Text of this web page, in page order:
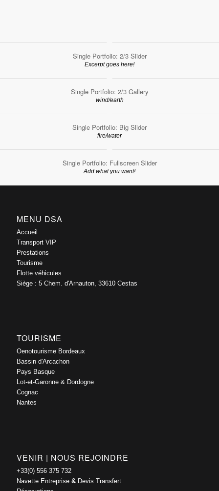
Single Portfolio: 2/3 Slider
Excerpt goes here!
Single Portfolio: 2/3 Gallery
wind/earth
Single Portfolio: Big Slider
fire/water
Single Portfolio: Fullscreen Slider
Add what you want!
MENU DSA
Accueil
Transport VIP
Prestations
Tourisme
Flotte véhicules
Siège : 5 Chem. d'Arnauton, 33610 Cestas
TOURISME
Oenotourisme Bordeaux
Bassin d'Arcachon
Pays Basque
Lot-et-Garonne & Dordogne
Cognac
Nantes
VENIR | NOUS REJOINDRE
+33(0) 556 375 732
Navette Entreprise & Devis Transfert